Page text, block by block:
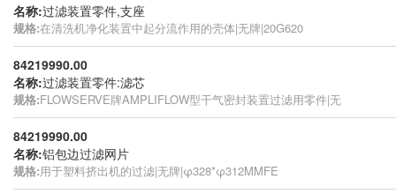
名称:过滤装置零件,支座
规格:在清洗机净化装置中起分流作用的壳体|无牌|20G620
84219990.00
名称:过滤装置零件:滤芯
规格:FLOWSERVE牌AMPLIFLOW型干气密封装置过滤用零件|无
84219990.00
名称:铝包边过滤网片
规格:用于塑料挤出机的过滤|无牌|φ328*φ312MMFE